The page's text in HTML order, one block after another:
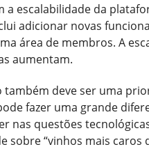
a escalabilidade da
adicionar novas
área de membros. A
aumentam.
também deve ser uma
fazer uma grande
nas questões
sobre “vinhos mais caros